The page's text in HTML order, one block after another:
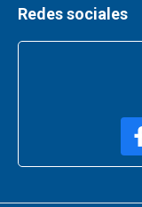
Redes sociales